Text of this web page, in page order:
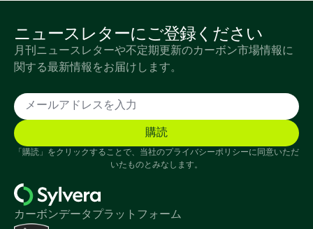
ニュースレターにご登録ください
月刊ニュースレターや不定期更新のカーボン市場情報に
関する最新情報をお届けします。
「購読」をクリックすることで、当社のプライバシーポリシーに同意いただ
いたものとみなします。
カーボンデータプラットフォーム